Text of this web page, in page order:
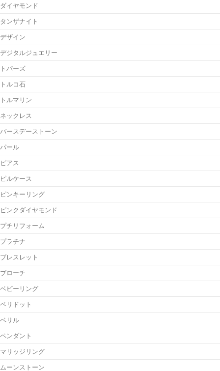
ダイヤモンド
タンザナイト
デザイン
デジタルジュエリー
トパーズ
トルコ石
トルマリン
ネックレス
バースデーストーン
パール
ピアス
ピルケース
ピンキーリング
ピンクダイヤモンド
プチリフォーム
プラチナ
ブレスレット
ブローチ
ベビーリング
ペリドット
ベリル
ペンダント
マリッジリング
ムーンストーン